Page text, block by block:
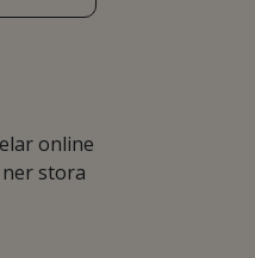
online
stora